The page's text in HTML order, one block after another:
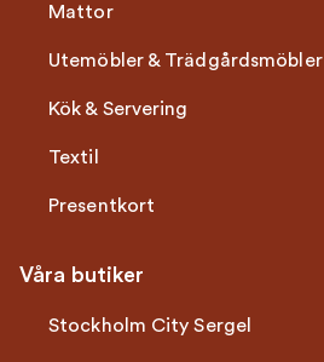
Mattor
Utemöbler & Trädgårdsmöbler
Kök & Servering
Textil
Presentkort
Våra butiker
Stockholm City Sergel